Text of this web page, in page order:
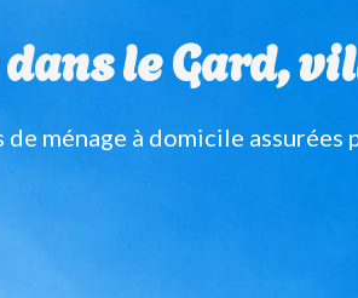
le Gard,
ménage à domicile assurées